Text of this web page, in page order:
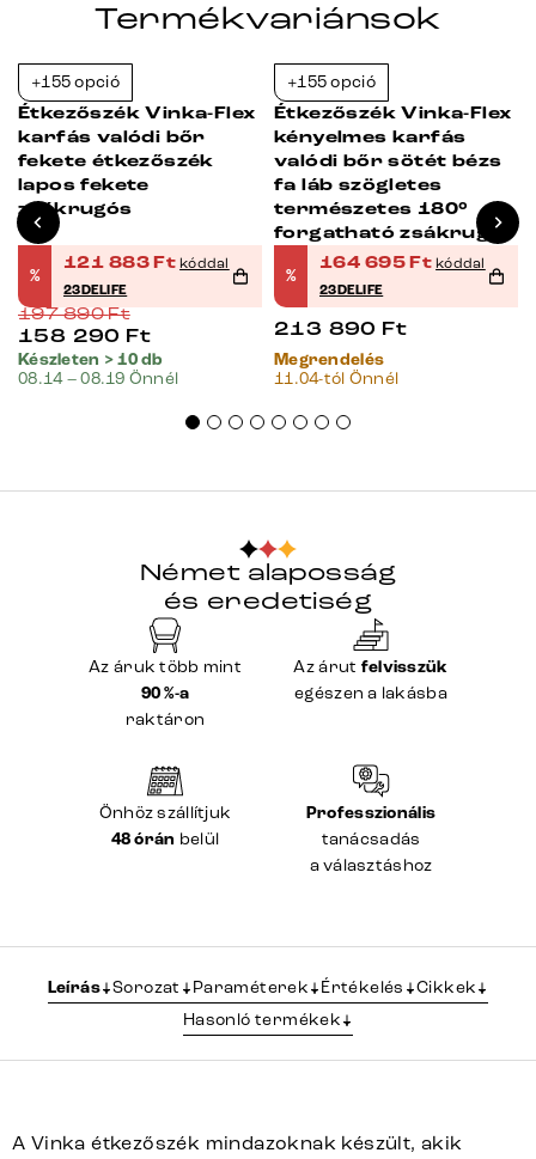
Termékvariánsok
+155 opció
Étkezőszék Vinka-Flex
karfás valódi bőr
fekete étkezőszék
lapos fekete
zsákrugós
%
121 883Ft kóddal
23DELIFE
197 890Ft
158 290 Ft
Készleten > 10 db
08.14 – 08.19 Önnél
+155 opció
Étkezőszék Vinka-Flex
kényelmes karfás
valódi bőr sötét bézs
fa láb szögletes
természetes 180°
forgatható zsákrugós
%
164 695Ft kóddal
23DELIFE
213 890 Ft
Megrendelés
11.04-tól Önnél
Német alaposság
és eredetiség
Az áruk több mint
90 %-a
raktáron
Az árut felvisszük
egészen a lakásba
Önhöz szállítjuk
48 órán belül
Professzionális
tanácsadás
a választáshoz
Leírás Sorozat Paraméterek Értékelés
Cikkek
Hasonló termékek
A Vinka étkezőszék mindazoknak készült, akik